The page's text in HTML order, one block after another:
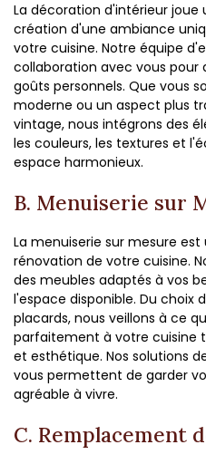
La décoration d'intérieur joue
création d'une ambiance
votre cuisine. Notre équipe
collaboration avec vous pour
goûts personnels. Que vous
moderne ou un aspect plus
vintage, nous intégrons des
les couleurs, les textures et
espace harmonieux.
B. Menuiserie sur
La menuiserie sur mesure
rénovation de votre cuisine.
des meubles adaptés à vos
l'espace disponible. Du choix
placards, nous veillons à ce
parfaitement à votre
et esthétique. Nos solutions
vous permettent de garder
agréable à vivre.
C. Remplacement